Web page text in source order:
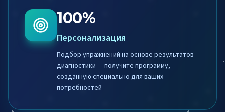
100%
Персонализация
Подбор упражнений на основе результатов
диагностики — получите программу,
созданную специально для ваших
потребностей